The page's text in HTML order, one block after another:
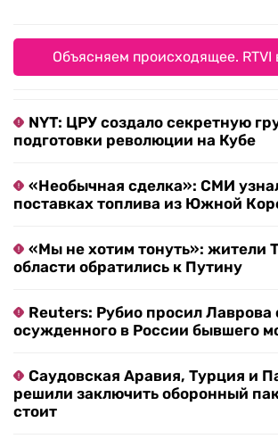
Объясняем происходящее. RTVI
NYT: ЦРУ создало секретную
подготовки революции на Кубе
«Необычная сделка»: СМИ
поставках топлива из Южной
«Мы не хотим тонуть»: жители
области обратились к Путину
Reuters: Рубио просил Лаврова
осужденного в России бывшего
Саудовская Аравия, Турция и
решили заключить оборонный
стоит